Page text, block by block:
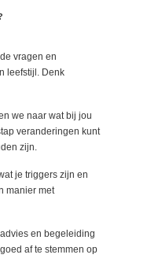
vragen en
leefstijl. Denk
we naar wat bij jou
veranderingen kunt
zijn.
je triggers zijn en
manier met
en begeleiding
af te stemmen op